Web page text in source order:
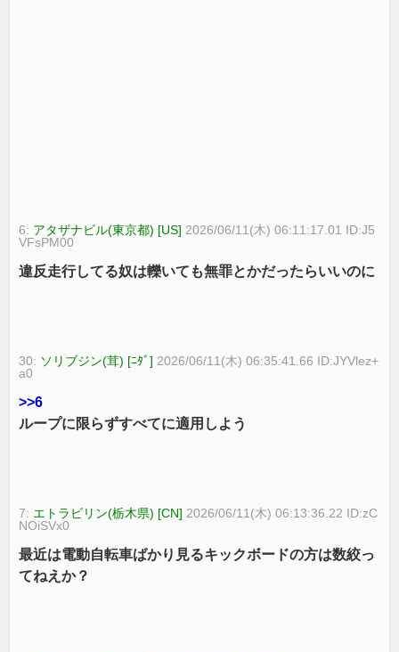
6: アタザナビル(東京都) [US] 2026/06/11(木) 06:11:17.01 ID:J5
VFsPM00
違反走行してる奴は轢いても無罪とかだったらいいのに
30: ソリブジン(茸) [ﾆﾀﾞ] 2026/06/11(木) 06:35:41.66 ID:JYVlez+
a0
>>6
ループに限らずすべてに適用しよう
7: エトラビリン(栃木県) [CN] 2026/06/11(木) 06:13:36.22 ID:zC
NOiSVx0
最近は電動自転車ばかり見るキックボードの方は数絞っ
てねえか？